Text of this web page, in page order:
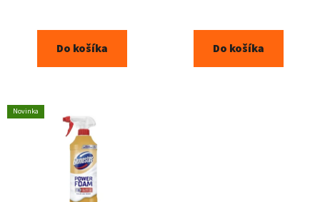
Do košíka Do košíka
Novinka